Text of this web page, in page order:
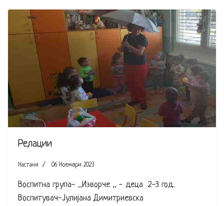
Релации
Настани 06 Ноември 2023
Воспитна група- ,,Изворче ,, - деца 2-3 год.
Воспитувач-Јулијана Димитриевска